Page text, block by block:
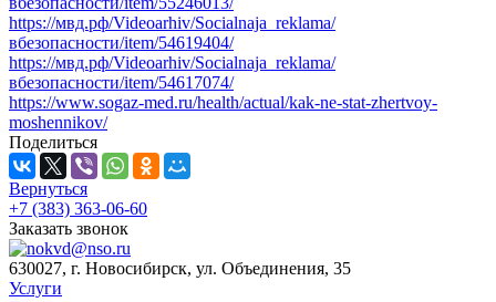
https://мвд.рф/Videoarhiv/Socialnaja_reklama/
вбезопасности/item/54619404/
https://мвд.рф/Videoarhiv/Socialnaja_reklama/
вбезопасности/item/54617074/
https://www.sogaz-med.ru/health/actual/kak-ne-stat-zhertvoy-
moshennikov/
Поделиться
Вернуться
+7 (383) 363-06-60
Заказать звонок
630027, г. Новосибирск, ул. Объединения, 35
Услуги